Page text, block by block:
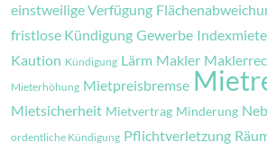
einstweilige Verfügung
fristlose Kündigung Gewerbe Indexmiete
Kaution Kündigung Lärm Makler
Mieterhöhung Mietpreisbremse
Mietsicherheit Mietvertrag Minderung
ordentliche Kündigung Pflichtverletzung